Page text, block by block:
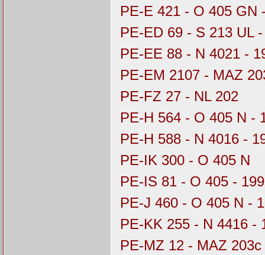
PE-E 421 - O 405 GN
PE-ED 69 - S 213 UL
PE-EE 88 - N 4021 -
PE-EM 2107 - MAZ
PE-FZ 27 - NL 202
PE-H 564 - O 405 N -
PE-H 588 - N 4016 -
PE-IK 300 - O 405 N
PE-IS 81 - O 405 -
PE-J 460 - O 405 N -
PE-KK 255 - N 4416 -
PE-MZ 12 - MAZ 203c